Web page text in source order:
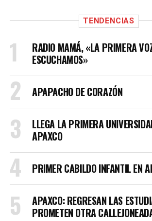
TENDENCIAS
RADIO MAMÁ, «LA PRIMERA
ESCUCHAMOS»
APAPACHO DE CORAZÓN
LLEGA LA PRIMERA
APAXCO
PRIMER CABILDO INFANTIL EN
APAXCO: REGRESAN LAS
PROMETEN OTRA